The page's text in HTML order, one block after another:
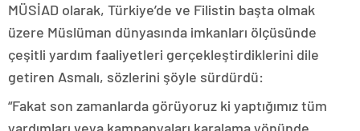
MÜSİAD olarak, Türkiye’de ve Filistin başta olmak
üzere Müslüman dünyasında imkanları ölçüsünde
çeşitli yardım faaliyetleri gerçekleştirdiklerini dile
getiren Asmalı, sözlerini şöyle sürdürdü:
“Fakat son zamanlarda görüyoruz ki yaptığımız tüm